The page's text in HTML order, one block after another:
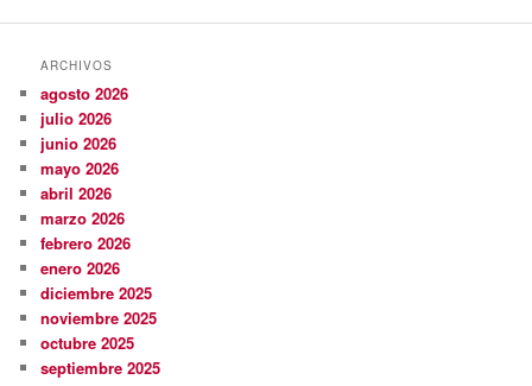
ARCHIVOS
agosto 2026
julio 2026
junio 2026
mayo 2026
abril 2026
marzo 2026
febrero 2026
enero 2026
diciembre 2025
noviembre 2025
octubre 2025
septiembre 2025